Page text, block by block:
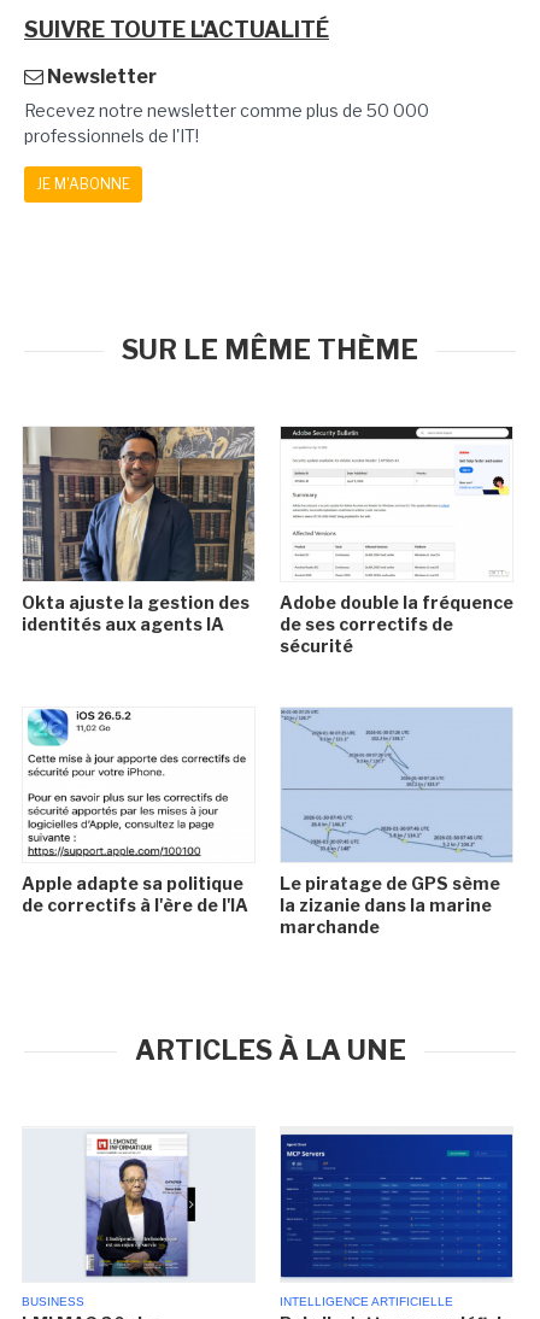
SUIVRE TOUTE L'ACTUALITÉ
Newsletter
Recevez notre newsletter comme plus de 50 000
professionnels de l'IT!
JE M'ABONNE
SUR LE MÊME THÈME
Okta ajuste la gestion des
identités aux agents IA
Adobe double la fréquence
de ses correctifs de
sécurité
Apple adapte sa politique
de correctifs à l'ère de l'IA
Le piratage de GPS sème
la zizanie dans la marine
marchande
ARTICLES À LA UNE
BUSINESS INTELLIGENCE ARTIFICIELLE